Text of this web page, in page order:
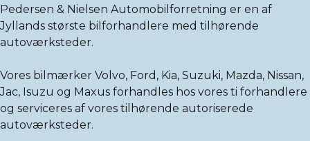
Pedersen & Nielsen Automobilforretning er en af
Jyllands største bilforhandlere med tilhørende
autoværksteder.
Vores bilmærker Volvo, Ford, Kia, Suzuki, Mazda, Nissan,
Jac, Isuzu og Maxus forhandles hos vores ti forhandlere
og serviceres af vores tilhørende autoriserede
autoværksteder.